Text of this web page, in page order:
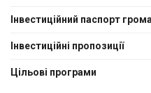
Інвестиційний паспорт
Інвестиційні пропозиції
Цільові програми